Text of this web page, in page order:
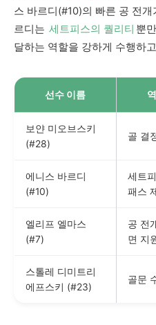
스 바르디(#10)의 빠른 공 전
르디는 세트피스의 퀄리티 뿐
달하는 역할을 강하게 수행하
선수 이름
보얀 미오브스키
(#28)
골 결
에니스 바르디
(#10)
세트
패스
엘리프 엘마스
(#7)
공 전
면 지
스톨레 디미트리
에프스키 (#23)
골문